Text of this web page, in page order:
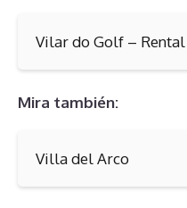
Vilar do Golf – Rental
Mira también:
Villa del Arco